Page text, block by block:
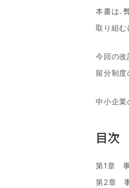
本書は、
取り組む
今回の改
留分制度
中小企業
目次
第1章
第2章